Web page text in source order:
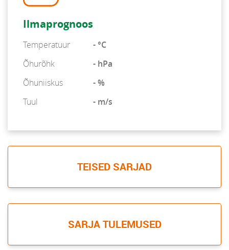
Ilmaprognoos
Temperatuur
- °C
Õhurõhk
- hPa
Õhuniiskus
- %
Tuul
- m/s
TEISED SARJAD
SARJA TULEMUSED